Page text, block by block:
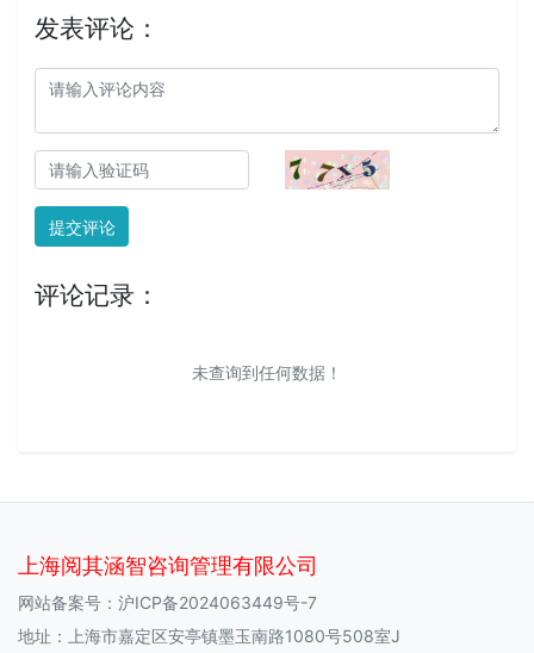
发表评论：
提交评论
评论记录：
未查询到任何数据！
上海阅其涵智咨询管理有限公司
网站备案号： 沪ICP备2024063449号-7
地址：上海市嘉定区安亭镇墨玉南路1080号508室J